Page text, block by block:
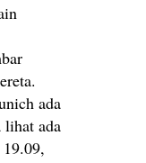
ada
lihat ada